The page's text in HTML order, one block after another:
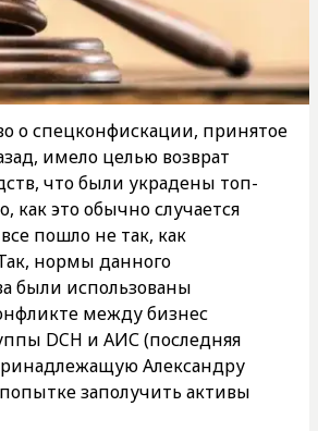
о спецконфискации, принятое
имело целью возврат
что были украдены топ-
как это обычно случается
пошло не так, как
нормы данного
были использованы
между бизнес
DCH и АИС (последняя
Александру
заполучить активы